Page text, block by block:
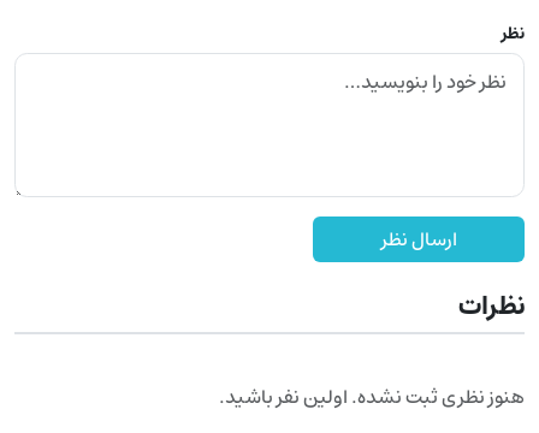
نظر
ارسال نظر
نظرات
هنوز نظری ثبت نشده. اولین نفر باشید.